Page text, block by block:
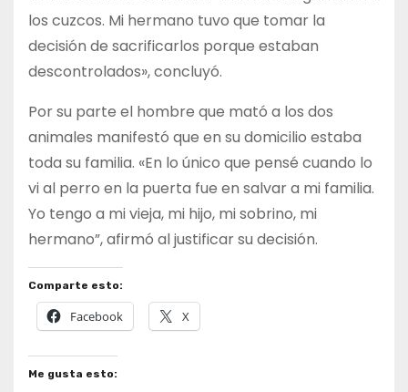
los cuzcos. Mi hermano tuvo que tomar la
decisión de sacrificarlos porque estaban
descontrolados», concluyó.
Por su parte el hombre que mató a los dos
animales manifestó que en su domicilio estaba
toda su familia. «En lo único que pensé cuando lo
vi al perro en la puerta fue en salvar a mi familia.
Yo tengo a mi vieja, mi hijo, mi sobrino, mi
hermano”, afirmó al justificar su decisión.
Comparte esto:
Facebook X
Me gusta esto: